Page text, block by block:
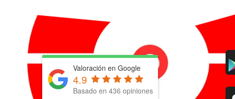
Valoración en Google
4.9
Basado en 436 opiniones